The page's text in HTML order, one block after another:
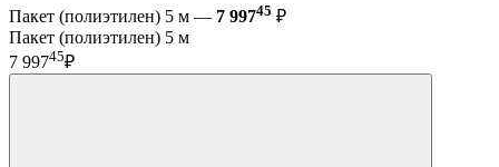
Пакет (полиэтилен) 5 м — 7 99745 ₽
Пакет (полиэтилен) 5 м
7 99745₽